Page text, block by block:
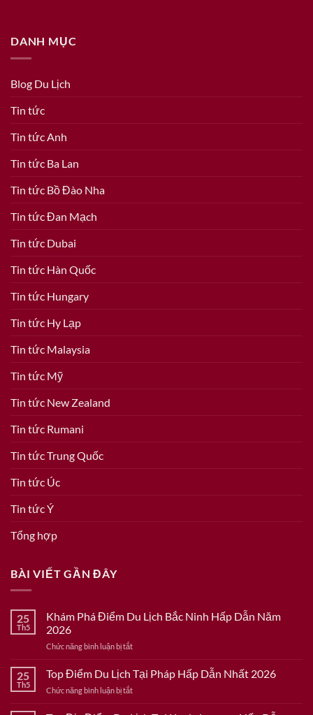
DANH MỤC
Blog Du Lịch
Tin tức
Tin tức Anh
Tin tức Ba Lan
Tin tức Bồ Đào Nha
Tin tức Đan Mạch
Tin tức Dubai
Tin tức Hàn Quốc
Tin tức Hungary
Tin tức Hy Lạp
Tin tức Malaysia
Tin tức Mỹ
Tin tức New Zealand
Tin tức Rumani
Tin tức Trung Quốc
Tin tức Úc
Tin tức Ý
Tổng hợp
BÀI VIẾT GẦN ĐÂY
25
Th5
Khám Phá Điểm Du Lịch Bắc Ninh Hấp Dẫn Năm
2026
Chức năng bình luận bị tắtở
Phá
Điểm
Du
25
Th5
Top Điểm Du Lịch Tại Pháp Hấp Dẫn Nhất 2026
Chức năng bình luận bị tắtở